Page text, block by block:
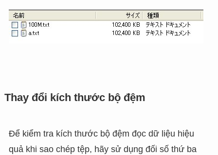
Thay đổi kích thước bộ đệm
Để kiểm tra kích thước bộ đệm đọc dữ liệu hiệu
quả khi sao chép tệp, hãy sử dụng đối số thứ ba